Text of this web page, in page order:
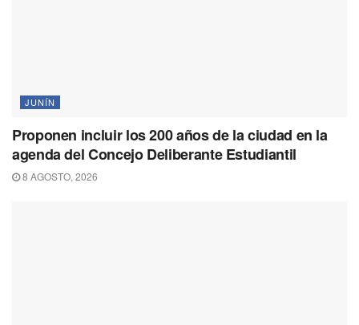
JUNÍN
Proponen incluir los 200 años de la ciudad en la
agenda del Concejo Deliberante Estudiantil
8 AGOSTO, 2026